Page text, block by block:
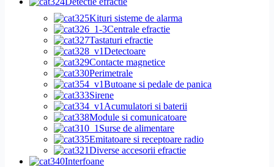
Kituri sisteme de alarma
Centrale efractie
Tastaturi efractie
Detectoare
Contacte magnetice
Perimetrale
Butoane si pedale de panica
Sirene
Acumulatori si baterii
Module si comunicatoare
Surse de alimentare
Emitatoare si receptoare radio
Diverse accesorii efractie
Interfoane